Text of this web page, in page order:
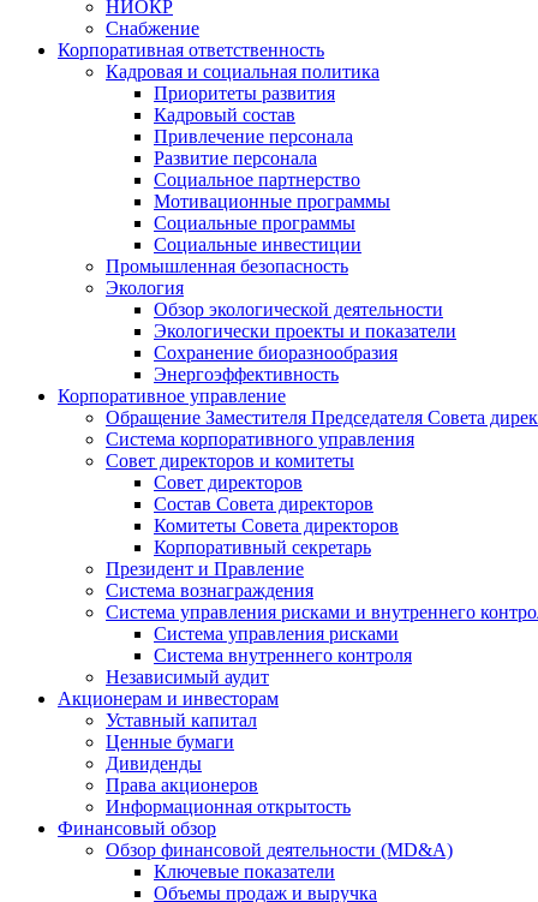
НИОКР
Снабжение
Корпоративная ответственность
Кадровая и социальная политика
Приоритеты развития
Кадровый состав
Привлечение персонала
Развитие персонала
Социальное партнерство
Мотивационные программы
Социальные программы
Социальные инвестиции
Промышленная безопасность
Экология
Обзор экологической деятельности
Экологически проекты и показатели
Сохранение биоразнообразия
Энергоэффективность
Корпоративное управление
Обращение Заместителя Председателя Совета
Система корпоративного управления
Совет директоров и комитеты
Совет директоров
Состав Совета директоров
Комитеты Совета директоров
Корпоративный секретарь
Президент и Правление
Система вознаграждения
Система управления рисками и внутреннего
Система управления рисками
Система внутреннего контроля
Независимый аудит
Акционерам и инвесторам
Уставный капитал
Ценные бумаги
Дивиденды
Права акционеров
Информационная открытость
Финансовый обзор
Обзор финансовой деятельности (MD&A)
Ключевые показатели
Объемы продаж и выручка